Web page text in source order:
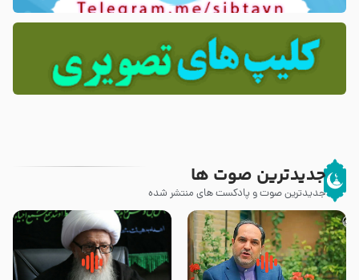
جدیدترین صوت ها
جدیدترین صوت و پادکست های منتشر شده